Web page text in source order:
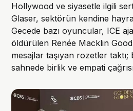
Hollywood ve siyasetle ilgili
Glaser, sektörün kendine
Gecede bazı oyuncular, ICE
öldürülen Renée Macklin
mesajlar taşıyan rozetler
sahnede birlik ve empati